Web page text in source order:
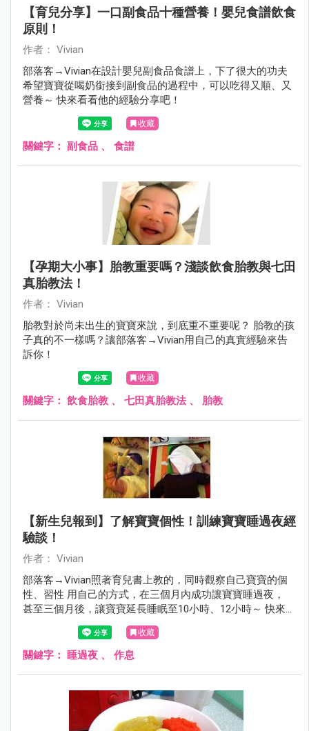
【育兒分享】一口副食品十種營養！嬰兒食譜飲食
原則！
作者： Vivian
部落客→Vivian在設計嬰兒副食品食譜上，下了很大的功夫
希望寶寶從喝奶銜接到副食品的過程中，可以吃得又順、又
營養～ 快來看看他的經驗分享吧！
收藏
關鍵字： 副食品 、 食譜
【孕期大小事】胎教重要嗎？淺談飲食胎教與七田
真胎教法！
作者： Vivian
胎教對於尚未出生的寶寶來說，到底重不重要呢？ 胎教的孩
子真的不一樣嗎？讓部落客→Vivian用自己的真實經驗來告
訴你！
收藏
關鍵字： 飲食胎教 、 七田真胎教法 、 胎教
【新生兒報到】了解寶寶個性！訓練寶寶睡過夜經
驗談！
作者： Vivian
部落客→Vivian照著育兒書上教的，同時觀察自己寶寶的個
性、習性 用自己的方式，在三個月內成功讓寶寶睡過夜，
甚至三個月後，讓寶寶延長睡眠至10小時、12小時～ 快來看
看這位認真媽咪的經驗分享吧！
收藏
關鍵字： 睡過夜 、 作息